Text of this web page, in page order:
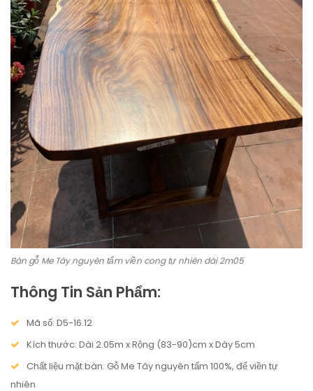
Bàn gỗ Me Tây nguyên tấm viền cong tự nhiên dài 2m05
Thông Tin Sản Phẩm:
Mã số: D5-16.12
Kích thước: Dài 2.05m x Rộng (83-90)cm x Dày 5cm
Chất liệu mặt bàn: Gỗ Me Tây nguyên tấm 100%, để viền tự
nhiên